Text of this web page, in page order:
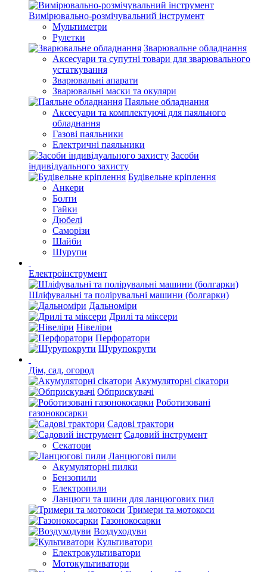
Вимірювально-розмічувальний інструмент
Мультиметри
Рулетки
Зварювальне обладнання
Аксесуари та супутні товари для зварювального
устаткування
Зварювальні апарати
Зварювальні маски та окуляри
Паяльне обладнання
Аксесуари та комплектуючі для паяльного
обладнання
Газові паяльники
Електричні паяльники
Засоби
індивідуального захисту
Будівельне кріплення
Анкери
Болти
Гайки
Дюбелі
Саморізи
Шайби
Шурупи
Електроінструмент
Шліфувальні та полірувальні машини (болгарки)
Дальноміри
Дрилі та міксери
Нівеліри
Перфоратори
Шурупокрути
Дім, сад, огород
Акумуляторні сікатори
Обприскувачі
Роботизовані
газонокосарки
Садові трактори
Садовий інструмент
Секатори
Ланцюгові пили
Акумуляторні пилки
Бензопили
Електропили
Ланцюги та шини для ланцюгових пил
Тримери та мотокоси
Газонокосарки
Воздуходуви
Культиватори
Електрокультиватори
Мотокультиватори